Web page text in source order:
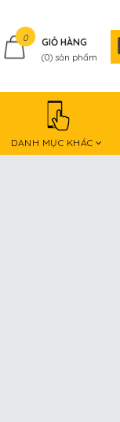
0 GIỎ HÀNG
(0) sản phẩm
DANH MỤC KHÁC